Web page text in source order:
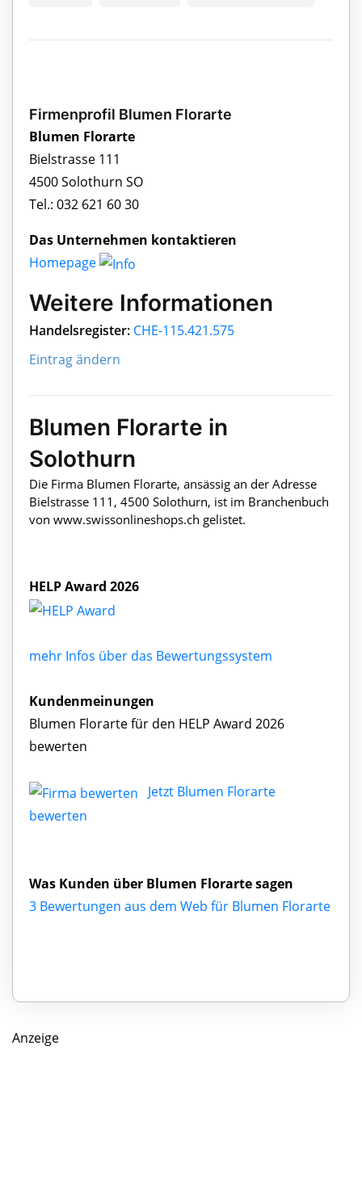
Firmenprofil Blumen Florarte
Blumen Florarte
Bielstrasse 111
4500 Solothurn SO
Tel.: 032 621 60 30
Das Unternehmen kontaktieren
Homepage
Weitere Informationen
Handelsregister: CHE-115.421.575
Eintrag ändern
Blumen Florarte in
Solothurn
Die Firma Blumen Florarte, ansässig an der Adresse
Bielstrasse 111, 4500 Solothurn, ist im Branchenbuch
von www.swissonlineshops.ch gelistet.
HELP Award 2026
mehr Infos über das Bewertungssystem
Kundenmeinungen
Blumen Florarte für den HELP Award 2026
bewerten
Jetzt Blumen Florarte
bewerten
Was Kunden über Blumen Florarte sagen
3 Bewertungen aus dem Web für Blumen Florarte
Anzeige